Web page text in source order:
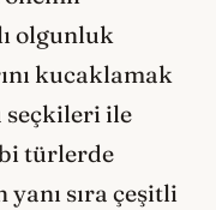
olgunluk
kucaklamak
seçkileri ile
türlerde
sıra çeşitli